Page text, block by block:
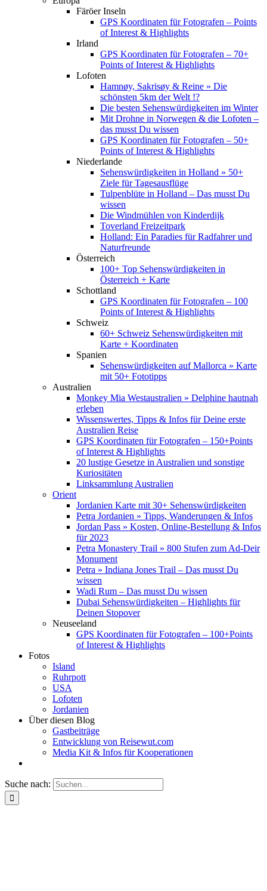
Färöer Inseln
GPS Koordinaten für Fotografen – Points
of Interest & Highlights
Irland
GPS Koordinaten für Fotografen – 70+
Points of Interest & Highlights
Lofoten
Hamnøy, Sakrisøy & Reine » Die
schönsten 5km der Welt !?
Die besten Sehenswürdigkeiten im Winter
Mit Drohne in Norwegen & die Lofoten –
das musst Du wissen
GPS Koordinaten für Fotografen – 50+
Points of Interest & Highlights
Niederlande
Sehenswürdigkeiten in Holland » 50+
Ziele für Tagesausflüge
Tulpenblüte in Holland – Das musst Du
wissen
Die Windmühlen von Kinderdijk
Toverland Freizeitpark
Holland: Ein Paradies für Radfahrer und
Naturfreunde
Österreich
100+ Top Sehenswürdigkeiten in
Österreich + Karte
Schottland
GPS Koordinaten für Fotografen – 100
Points of Interest & Highlights
Schweiz
60+ Schweiz Sehenswürdigkeiten mit
Karte + Koordinaten
Spanien
Sehenswürdigkeiten auf Mallorca » Karte
mit 50+ Fototipps
Australien
Monkey Mia Westaustralien » Delphine hautnah
erleben
Wissenswertes, Tipps & Infos für Deine erste
Australien Reise
GPS Koordinaten für Fotografen – 150+Points
of Interest & Highlights
20 lustige Gesetze in Australien und sonstige
Kuriositäten
Linksammlung Australien
Orient
Jordanien Karte mit 30+ Sehenswürdigkeiten
Petra Jordanien » Tipps, Wanderungen & Infos
Jordan Pass » Kosten, Online-Bestellung & Infos
für 2023
Petra Monastery Trail » 800 Stufen zum Ad-Deir
Monument
Petra » Indiana Jones Trail – Das musst Du
wissen
Wadi Rum – Das musst Du wissen
Dubai Sehenswürdigkeiten – Highlights für
Deinen Stopover
Neuseeland
GPS Koordinaten für Fotografen – 100+Points
of Interest & Highlights
Fotos
Island
Ruhrpott
USA
Lofoten
Jordanien
Über diesen Blog
Gastbeiträge
Entwicklung von Reisewut.com
Media Kit & Infos für Kooperationen
Suche nach: